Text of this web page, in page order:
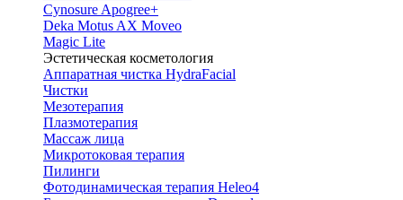
Cynosure Apogree+
Deka Motus AX Moveo
Magic Lite
Эстетическая косметология
Аппаратная чистка HydraFacial
Чистки
Мезотерапия
Плазмотерапия
Массаж лица
Микротоковая терапия
Пилинги
Фотодинамическая терапия Heleo4